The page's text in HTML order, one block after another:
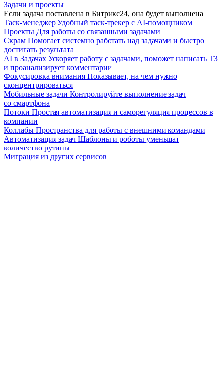
Задачи и проекты
Если задача поставлена в Битрикс24, она будет выполнена
Таск-менеджер Удобный таск-трекер с AI-помощником
Проекты Для работы со связанными задачами
Скрам Помогает системно работать над задачами и быстро
достигать результата
AI в Задачах Ускоряет работу с задачами, поможет написать ТЗ
и проанализирует комментарии
Фокусировка внимания Показывает, на чем нужно
сконцентрироваться
Мобильные задачи Контролируйте выполнение задач
со смартфона
Потоки Простая автоматизация и саморегуляция процессов в
компании
Коллабы Пространства для работы с внешними командами
Автоматизация задач Шаблоны и роботы уменьшат
количество рутины
Миграция из других сервисов